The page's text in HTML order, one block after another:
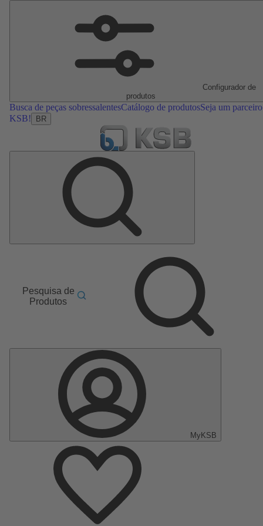
Configurador de
produtos
Busca de peças sobressalentesCatálogo de produtosSeja um parceiro
KSB!
BR
Pesquisa de
Produtos
MyKSB